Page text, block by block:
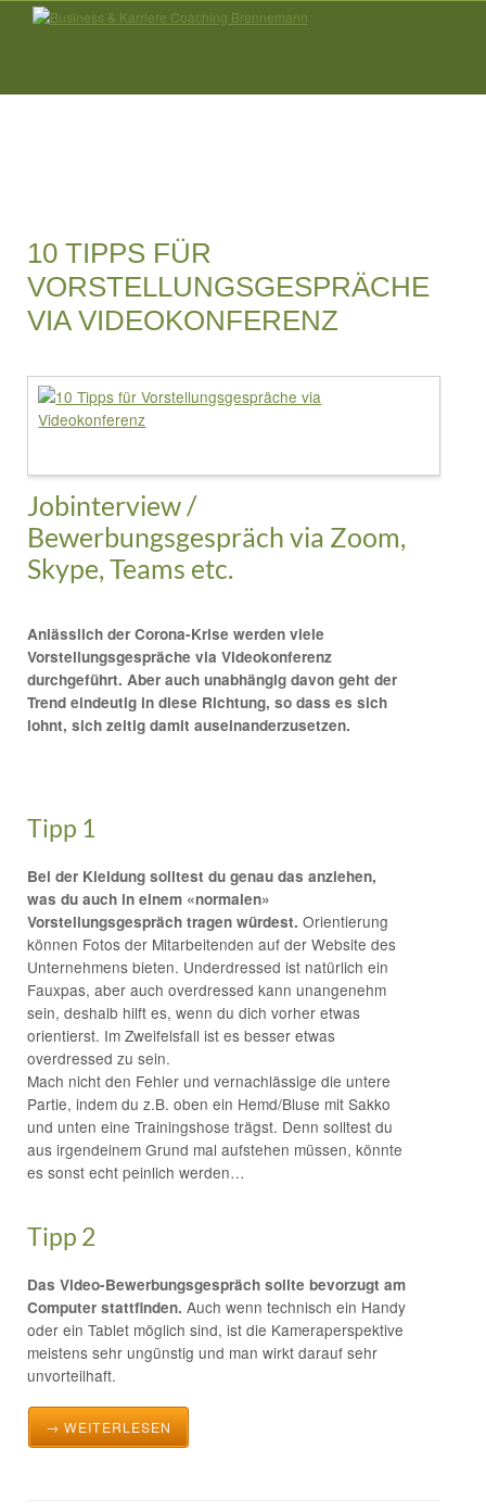
10 TIPPS FÜR
VORSTELLUNGSGESPRÄCHE
VIA VIDEOKONFERENZ
Jobinterview /
Bewerbungsgespräch via Zoom,
Skype, Teams etc.
Anlässlich der Corona-Krise werden viele
Vorstellungsgespräche via Videokonferenz
durchgeführt. Aber auch unabhängig davon geht der
Trend eindeutig in diese Richtung, so dass es sich
lohnt, sich zeitig damit auseinanderzusetzen.
Tipp 1
Bei der Kleidung solltest du genau das anziehen,
was du auch in einem «normalen»
Vorstellungsgespräch tragen würdest. Orientierung
können Fotos der Mitarbeitenden auf der Website des
Unternehmens bieten. Underdressed ist natürlich ein
Fauxpas, aber auch overdressed kann unangenehm
sein, deshalb hilft es, wenn du dich vorher etwas
orientierst. Im Zweifelsfall ist es besser etwas
overdressed zu sein.
Mach nicht den Fehler und vernachlässige die untere
Partie, indem du z.B. oben ein Hemd/Bluse mit Sakko
und unten eine Trainingshose trägst. Denn solltest du
aus irgendeinem Grund mal aufstehen müssen, könnte
es sonst echt peinlich werden…
Tipp 2
Das Video-Bewerbungsgespräch sollte bevorzugt am
Computer stattfinden.Auch wenn technisch ein Handy
oder ein Tablet möglich sind, ist die Kameraperspektive
meistens sehr ungünstig und man wirkt darauf sehr
unvorteilhaft.
→ WEITERLESEN